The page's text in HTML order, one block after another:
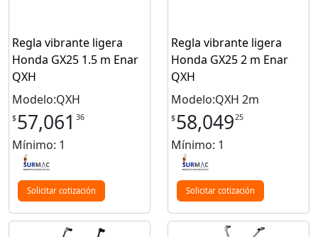
Regla vibrante ligera
Honda GX25 1.5 m Enar
QXH
Modelo:QXH
$57,061 36
Mínimo: 1
Solicitar cotización
Regla vibrante ligera
Honda GX25 2 m Enar
QXH
Modelo:QXH 2m
$58,04925
Mínimo: 1
Solicitar cotización